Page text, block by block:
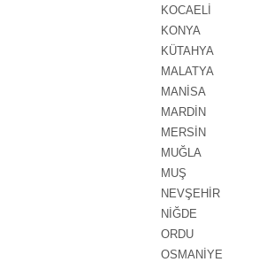
KOCAELİ
KONYA
KÜTAHYA
MALATYA
MANİSA
MARDİN
MERSİN
MUĞLA
MUŞ
NEVŞEHİR
NİĞDE
ORDU
OSMANİYE